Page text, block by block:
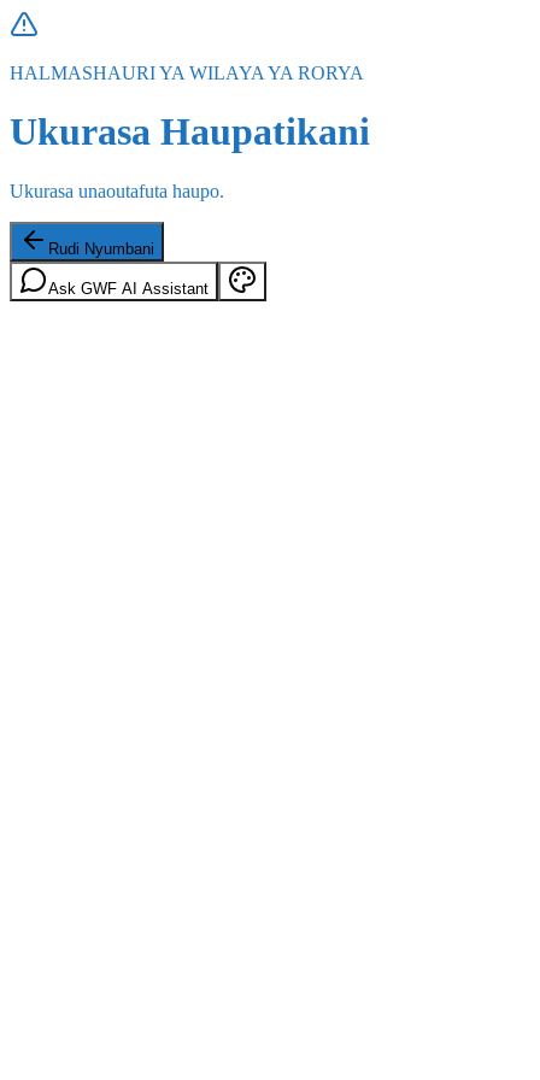
HALMASHAURI YA WILAYA YA RORYA
Ukurasa Haupatikani
Ukurasa unaoutafuta haupo.
Rudi Nyumbani
Ask GWF AI Assistant